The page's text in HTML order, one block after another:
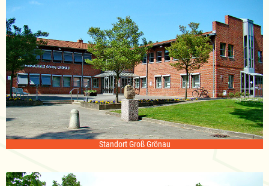
Standort Groß Grönau